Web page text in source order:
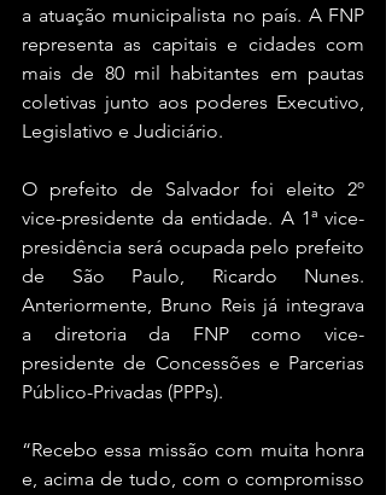
a atuação municipalista no país. A FNP
representa as capitais e cidades com
mais de 80 mil habitantes em pautas
coletivas junto aos poderes Executivo,
Legislativo e Judiciário.
O prefeito de Salvador foi eleito 2º
vice-presidente da entidade. A 1ª vice-
presidência será ocupada pelo prefeito
de São Paulo, Ricardo Nunes.
Anteriormente, Bruno Reis já integrava
a diretoria da FNP como vice-
presidente de Concessões e Parcerias
Público-Privadas (PPPs).
“Recebo essa missão com muita honra
e, acima de tudo, com o compromisso